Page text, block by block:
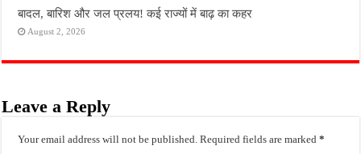
बादल, बारिश और जल प्रलय! कई राज्यों में बाढ़ का कहर
August 2, 2026
Leave a Reply
Your email address will not be published. Required fields are marked*